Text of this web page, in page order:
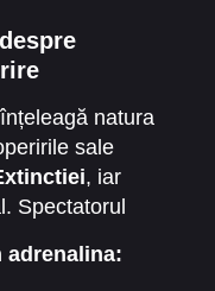
natura
sale
, iar
Spectatorul
adrenalina: